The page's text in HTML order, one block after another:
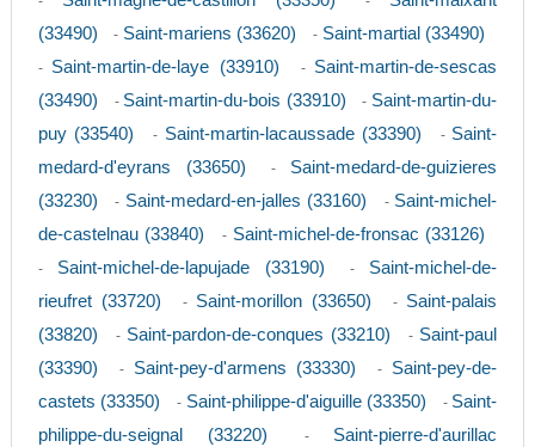
(33490)
- Saint-mariens (33620) - Saint-martial (33490)
- Saint-martin-de-laye (33910) - Saint-martin-de-sescas
(33490)
- Saint-martin-du-bois (33910) - Saint-martin-du-
puy (33540)
- Saint-martin-lacaussade (33390) - Saint-
medard-d'eyrans (33650)
- Saint-medard-de-guizieres
(33230)
- Saint-medard-en-jalles (33160) - Saint-michel-
de-castelnau (33840)
- Saint-michel-de-fronsac (33126)
- Saint-michel-de-lapujade (33190) - Saint-michel-de-
rieufret (33720)
- Saint-morillon (33650) - Saint-palais
(33820)
- Saint-pardon-de-conques (33210) - Saint-paul
(33390)
- Saint-pey-d'armens (33330) - Saint-pey-de-
castets (33350)
- Saint-philippe-d'aiguille (33350) - Saint-
philippe-du-seignal (33220)
- Saint-pierre-d'aurillac